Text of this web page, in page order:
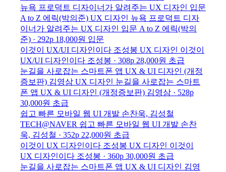
뉴욕 프로덕트 디자이너가 알려주는 UX 디자인 입문
A to Z 에릭(박의준) UX 디자인 뉴욕 프로덕트 디자
이너가 알려주는 UX 디자인 입문 A to Z 에릭(박의
준) · 292p 18,000원 입문
이것이 UX/UI 디자인이다 조성봉 UX 디자인 이것이
UX/UI 디자인이다 조성봉 · 308p 28,000원 초급
눈길을 사로잡는 스마트폰 앱 UX & UI 디자인 (개정
증보판) 김영삼 UX 디자인 눈길을 사로잡는 스마트
폰 앱 UX & UI 디자인 (개정증보판) 김영삼 · 528p
30,000원 초급
쉽고 빠른 모바일 웹 UI 개발 손찬욱, 김성철
TECH@NAVER 쉽고 빠른 모바일 웹 UI 개발 손찬
욱, 김성철 · 352p 22,000원 초급
이것이 UX 디자인이다 조성봉 UX 디자인 이것이
UX 디자인이다 조성봉 · 360p 30,000원 초급
눈길을 사로잡는 스마트폰 앱 UX & UI 디자인 김영